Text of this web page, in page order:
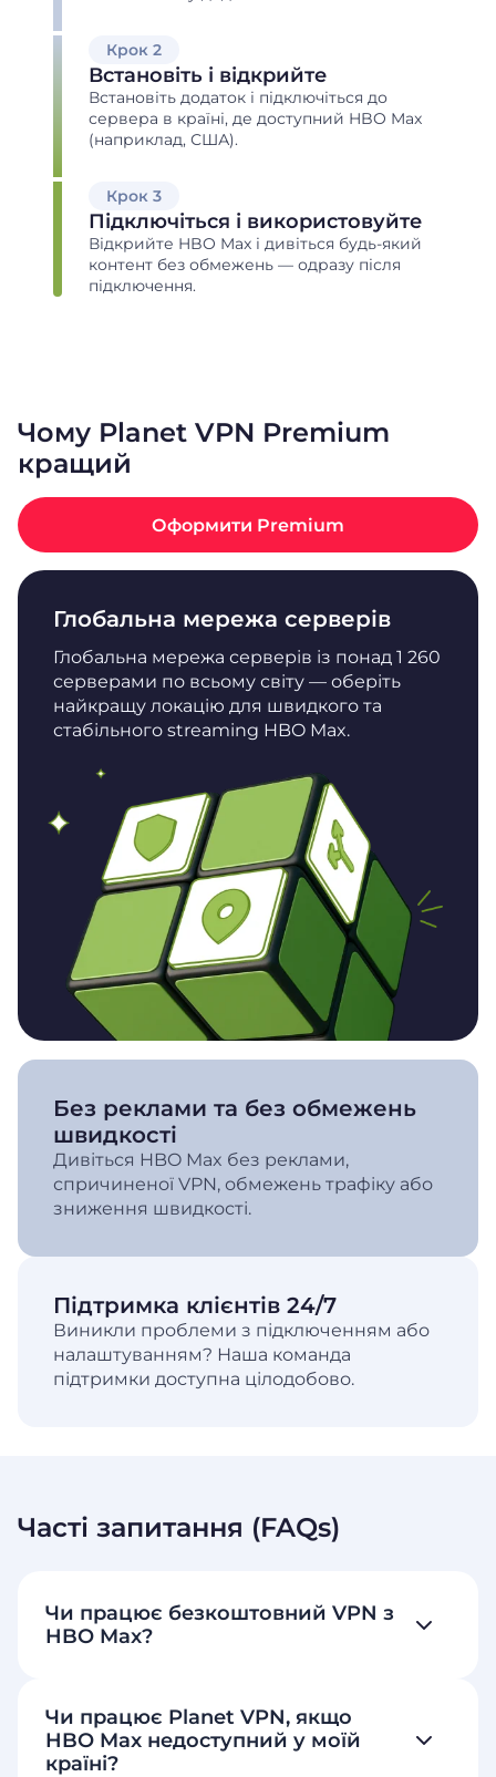
Крок 2
Встановіть і відкрийте
Встановіть додаток і підключіться до
сервера в країні, де доступний HBO Max
(наприклад, США).
Крок 3
Підключіться і використовуйте
Відкрийте HBO Max і дивіться будь-який
контент без обмежень — одразу після
підключення.
Чому Planet VPN Premium
кращий
Оформити Premium
Глобальна мережа серверів
Глобальна мережа серверів із понад 1 260
серверами по всьому світу — оберіть
найкращу локацію для швидкого та
стабільного streaming HBO Max.
Без реклами та без обмежень
швидкості
Дивіться HBO Max без реклами,
спричиненої VPN, обмежень трафіку або
зниження швидкості.
Підтримка клієнтів 24/7
Виникли проблеми з підключенням або
налаштуванням? Наша команда
підтримки доступна цілодобово.
Часті запитання (FAQs)
Чи працює безкоштовний VPN з
HBO Max?
Чи працює Planet VPN, якщо
HBO Max недоступний у моїй
країні?